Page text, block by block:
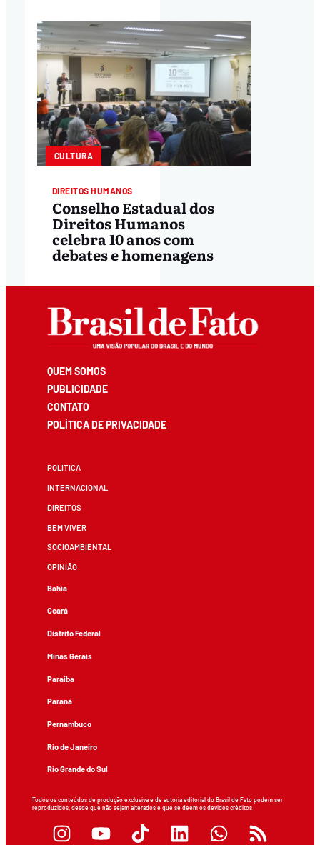
CULTURA
DIREITOS HUMANOS
Conselho Estadual dos
Direitos Humanos
celebra 10 anos com
debates e homenagens
QUEM SOMOS
PUBLICIDADE
CONTATO
POLÍTICA DE PRIVACIDADE
POLÍTICA
INTERNACIONAL
DIREITOS
BEM VIVER
SOCIOAMBIENTAL
OPINIÃO
Bahia
Ceará
Distrito Federal
Minas Gerais
Paraíba
Paraná
Pernambuco
Rio de Janeiro
Rio Grande do Sul
Todos os conteúdos de produção exclusiva e de autoria editorial do Brasil de Fato podem ser
reproduzidos, desde que não sejam alterados e que se deem os devidos créditos.